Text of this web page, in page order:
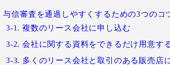
与信審査を通過しやすくするための3つのコ
3-1. 複数のリース会社に申し込む
3-2. 会社に関する資料をできるだけ用意す
3-3. 多くのリース会社と取引のある販売店